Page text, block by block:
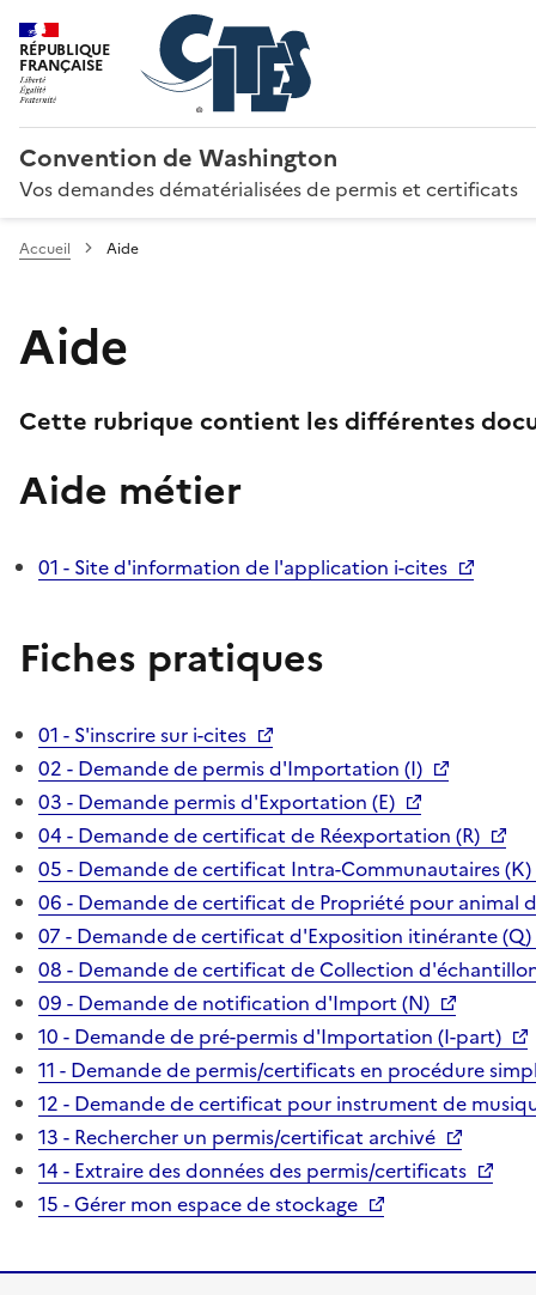
RÉPUBLIQUE
FRANÇAISE
Convention de Washington
Vos demandes dématérialisées de permis et certificats
Accueil Aide
Aide
Cette rubrique contient les différentes
Aide métier
01 - Site d'information de l'application i-cites
Fiches pratiques
01 - S'inscrire sur i-cites
02 - Demande de permis d'Importation (I)
03 - Demande permis d'Exportation (E)
04 - Demande de certificat de Réexportation (R)
05 - Demande de certificat Intra-Communautaires (K)
06 - Demande de certificat de Propriété pour animal
07 - Demande de certificat d'Exposition itinérante (Q)
08 - Demande de certificat de Collection
09 - Demande de notification d'Import (N)
10 - Demande de pré-permis d'Importation (I-part)
11 - Demande de permis/certificats en procédure
12 - Demande de certificat pour instrument de
13 - Rechercher un permis/certificat archivé
14 - Extraire des données des permis/certificats
15 - Gérer mon espace de stockage